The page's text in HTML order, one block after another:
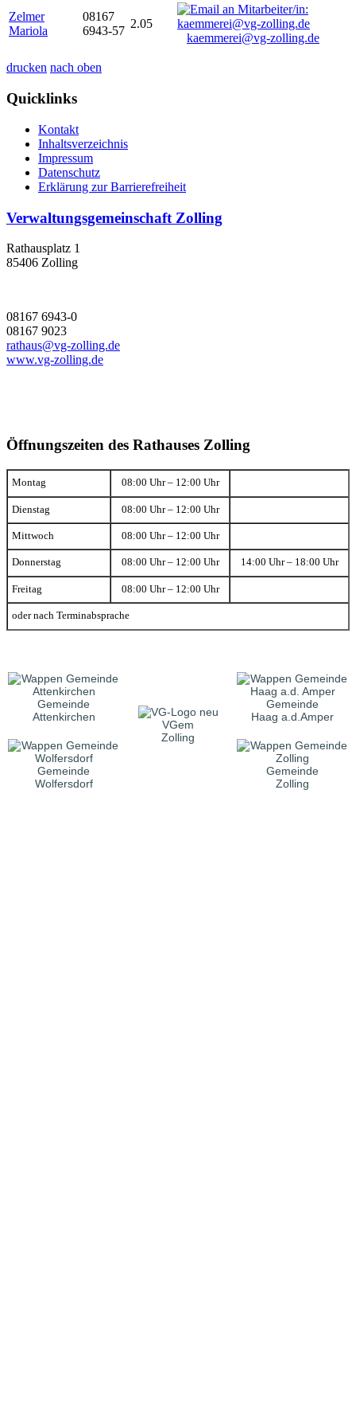
Zelmer
Mariola
08167
6943-57
2.05
kaemmerei@vg-zolling.de
drucken nach oben
Quicklinks
Kontakt
Inhaltsverzeichnis
Impressum
Datenschutz
Erklärung zur Barrierefreiheit
Verwaltungsgemeinschaft Zolling
Rathausplatz 1
85406 Zolling
08167 6943-0
08167 9023
rathaus@vg-zolling.de
www.vg-zolling.de
Öffnungszeiten des Rathauses Zolling
Montag 08:00 Uhr – 12:00 Uhr
Dienstag 08:00 Uhr – 12:00 Uhr
Mittwoch 08:00 Uhr – 12:00 Uhr
Donnerstag 08:00 Uhr – 12:00 Uhr 14:00 Uhr – 18:00 Uhr
Freitag 08:00 Uhr – 12:00 Uhr
oder nach Terminabsprache
Gemeinde
Attenkirchen
VGem
Zolling
Gemeinde
Haag a.d.Amper
Gemeinde
Wolfersdorf
Gemeinde
Zolling